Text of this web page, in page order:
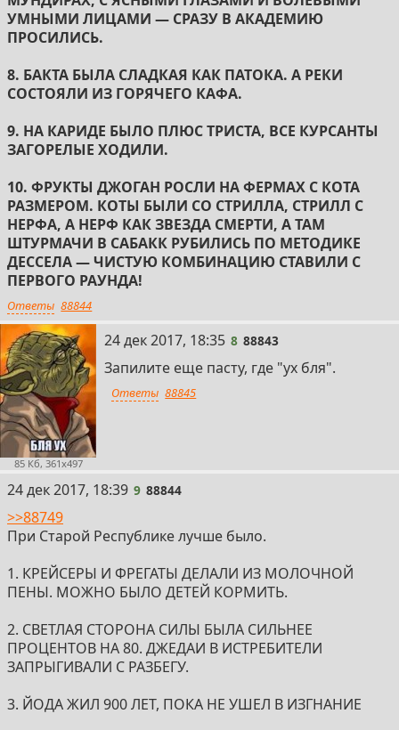
УМНЫМИ ЛИЦАМИ — СРАЗУ В АКАДЕМИЮ
ПРОСИЛИСЬ.
8. БАКТА БЫЛА СЛАДКАЯ КАК ПАТОКА. А РЕКИ
СОСТОЯЛИ ИЗ ГОРЯЧЕГО КАФА.
9. НА КАРИДЕ БЫЛО ПЛЮС ТРИСТА, ВСЕ КУРСАНТЫ
ЗАГОРЕЛЫЕ ХОДИЛИ.
10. ФРУКТЫ ДЖОГАН РОСЛИ НА ФЕРМАХ С КОТА
РАЗМЕРОМ. КОТЫ БЫЛИ СО СТРИЛЛА, СТРИЛЛ С
НЕРФА, А НЕРФ КАК ЗВЕЗДА СМЕРТИ, А ТАМ
ШТУРМАЧИ В САБАКК РУБИЛИСЬ ПО МЕТОДИКЕ
ДЕССЕЛА — ЧИСТУЮ КОМБИНАЦИЮ СТАВИЛИ С
ПЕРВОГО РАУНДА!
Ответы 88844
85 Кб, 361x497
8
24 дек 2017, 18:35 8 88843
Запилите еще пасту, где "ух бля".
Ответы 88845
9
24 дек 2017, 18:39 9 88844
>>88749
При Старой Республике лучше было.
1. КРЕЙСЕРЫ И ФРЕГАТЫ ДЕЛАЛИ ИЗ МОЛОЧНОЙ
ПЕНЫ. МОЖНО БЫЛО ДЕТЕЙ КОРМИТЬ.
2. СВЕТЛАЯ СТОРОНА СИЛЫ БЫЛА СИЛЬНЕЕ
ПРОЦЕНТОВ НА 80. ДЖЕДАИ В ИСТРЕБИТЕЛИ
ЗАПРЫГИВАЛИ С РАЗБЕГУ.
3. ЙОДА ЖИЛ 900 ЛЕТ, ПОКА НЕ УШЕЛ В ИЗГНАНИЕ